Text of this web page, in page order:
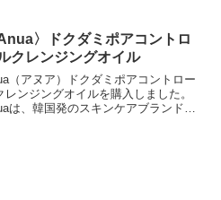
介します。トリデン独自の５D複合セ
ドをリップエッセンスに配合で朝か
までしっとり潤う保湿力が続きま
顔の中でも
Anua〉ドクダミポアコントロ
クレンジングオイル
（アヌア）ドクダミポアコントロー
レンジングオイルを購入しました。
は、韓国発のスキンケアブランド